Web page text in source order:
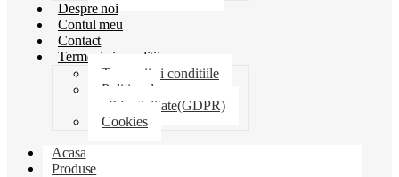
Despre noi
Contul meu
Contact
Termeni si conditii
Termenii si conditiile
Politica de
confidentialitate(GDPR)
Cookies
Acasa
Produse